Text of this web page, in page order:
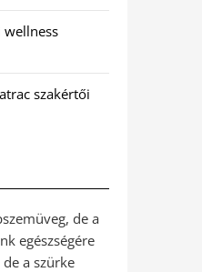
szakértői
de a
egészségére
a szürke